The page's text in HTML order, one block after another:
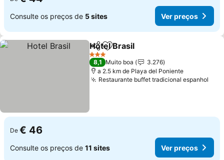
Consulte os preços de 5 sites Ver preços
PartilharAdicionar aos favoritos
Hotel Brasil
3 Estrelas
8,1 Muito boa
3.276
a 2.5 km de Playa del Poniente
Restaurante buffet tradicional espanhol
De € 46
Consulte os preços de 11 sites Ver preços